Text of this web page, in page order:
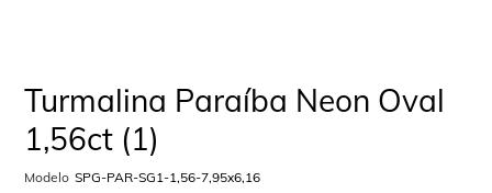
Turmalina Paraíba Neon Oval
1,56ct (1)
Modelo SPG-PAR-SG1-1,56-7,95x6,16